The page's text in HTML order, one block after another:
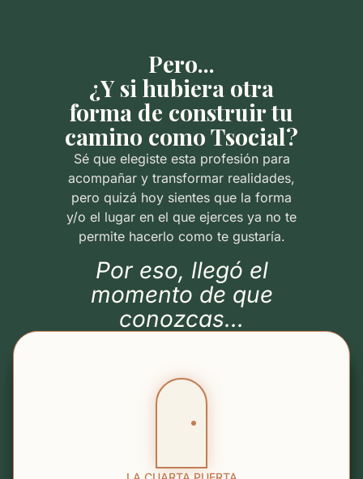
Pero...
¿Y si hubiera otra
forma de construir tu
camino como Tsocial?
Sé que elegiste esta profesión para
acompañar y transformar realidades,
pero quizá hoy sientes que la forma
y/o el lugar en el que ejerces ya no te
permite hacerlo como te gustaría.
Por eso, llegó el
momento de que
conozcas...